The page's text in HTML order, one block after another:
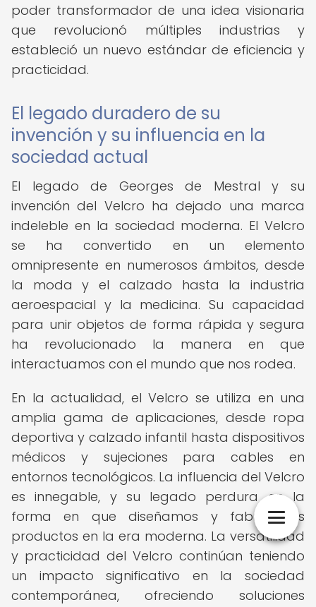
poder transformador de una idea visionaria
que revolucionó múltiples industrias y
estableció un nuevo estándar de eficiencia y
practicidad.
El legado duradero de su
invención y su influencia en la
sociedad actual
El legado de Georges de Mestral y su
invención del Velcro ha dejado una marca
indeleble en la sociedad moderna. El Velcro
se ha convertido en un elemento
omnipresente en numerosos ámbitos, desde
la moda y el calzado hasta la industria
aeroespacial y la medicina. Su capacidad
para unir objetos de forma rápida y segura
ha revolucionado la manera en que
interactuamos con el mundo que nos rodea.
En la actualidad, el Velcro se utiliza en una
amplia gama de aplicaciones, desde ropa
deportiva y calzado infantil hasta dispositivos
médicos y sujeciones para cables en
entornos tecnológicos. La influencia del Velcro
es innegable, y su legado perdura en la
forma en que diseñamos y fabricamos
productos en la era moderna. La versatilidad
y practicidad del Velcro continúan teniendo
un impacto significativo en la sociedad
contemporánea, ofreciendo soluciones